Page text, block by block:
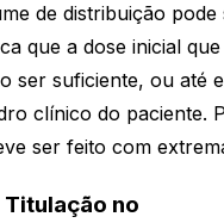
de distribuição pode
que a dose inicial
ser suficiente, ou até
clínico do paciente.
ser feito com
no